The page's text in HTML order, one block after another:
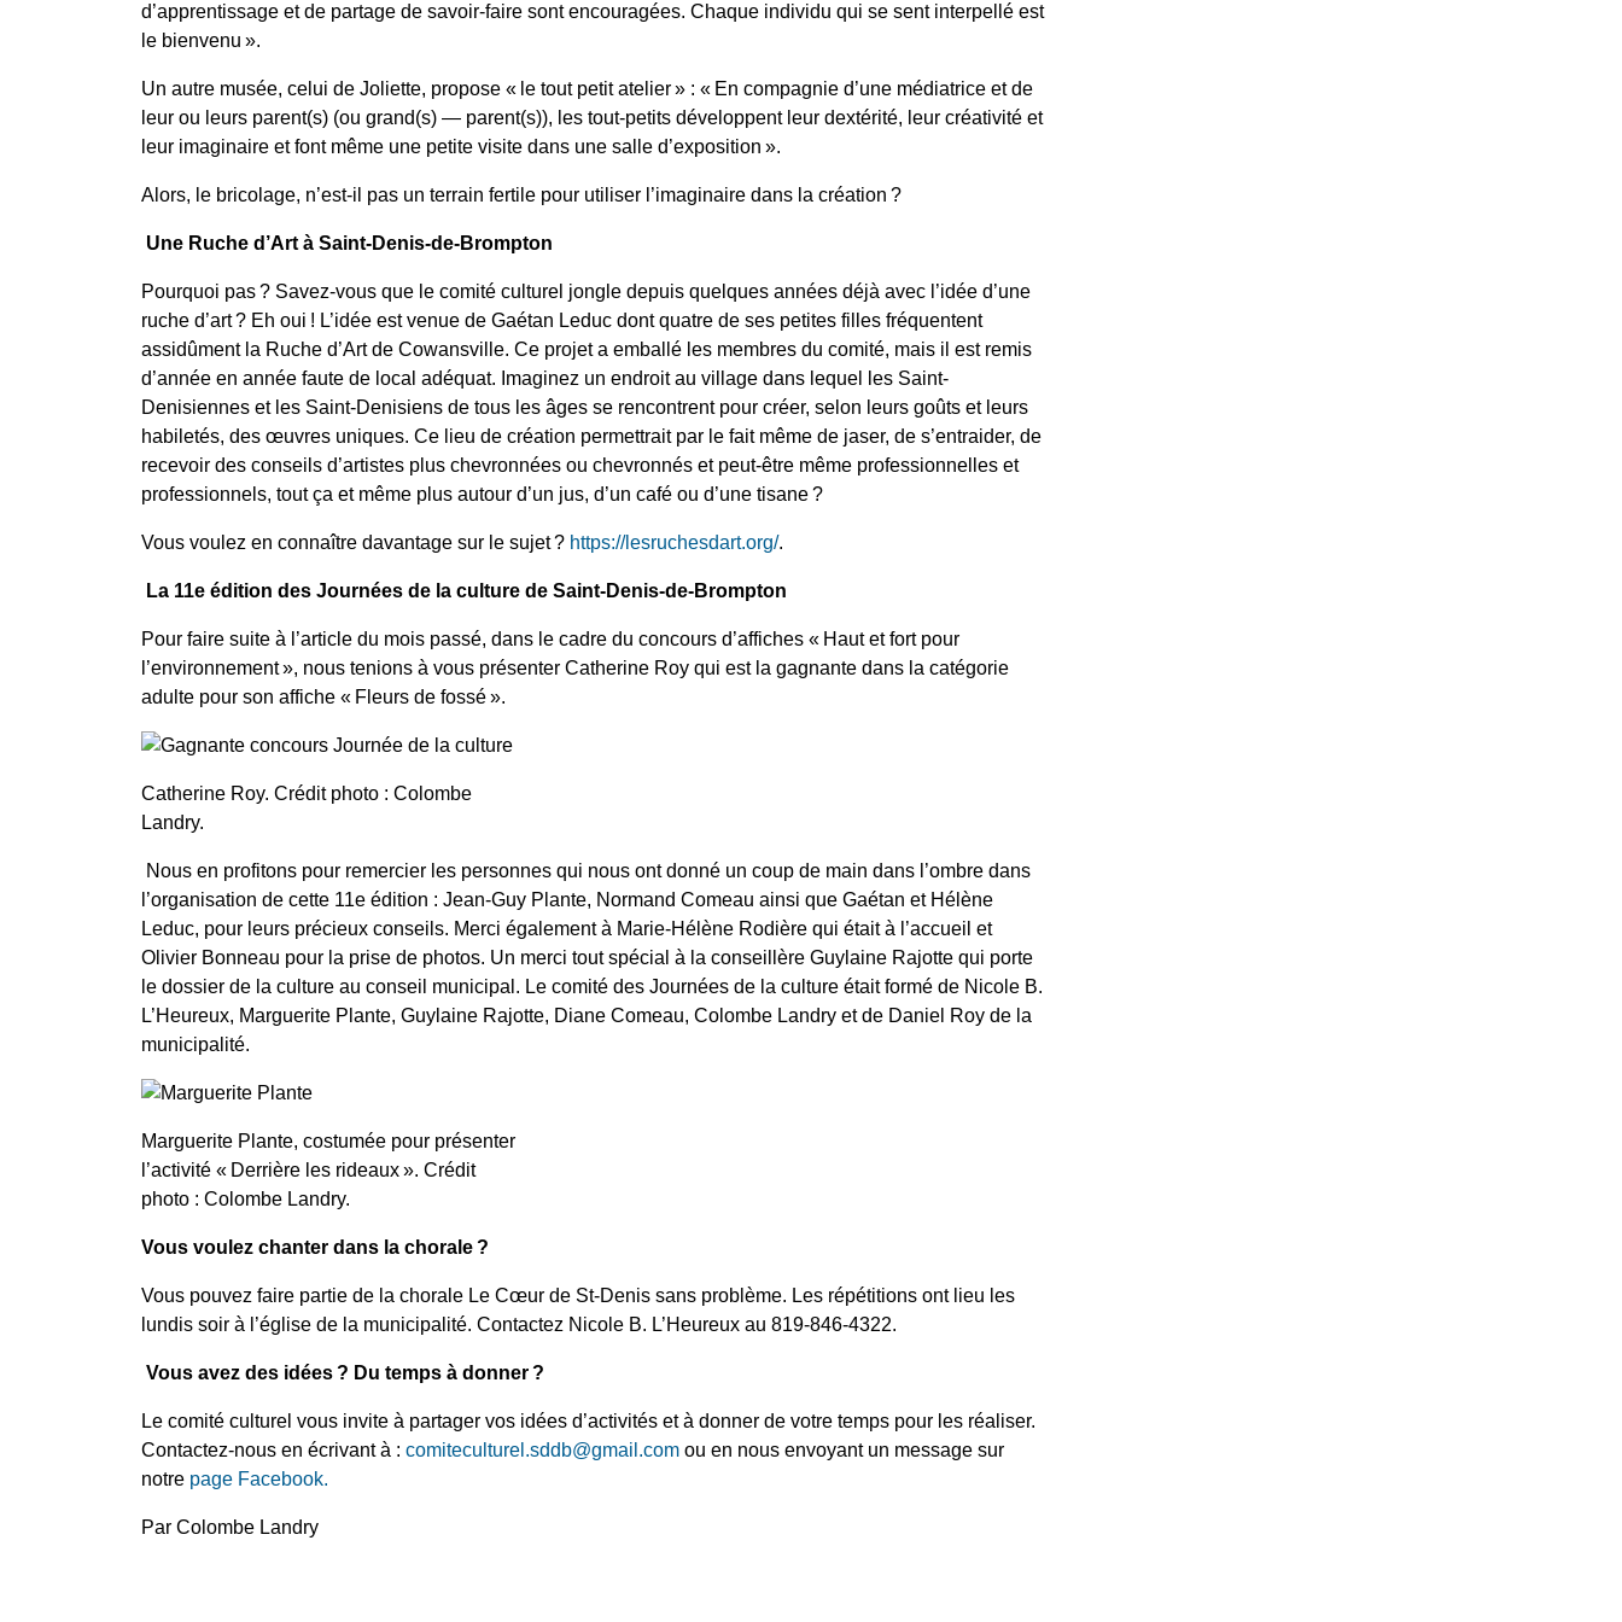
d’apprentissage et de partage de savoir-faire sont encouragées. Chaque individu qui se sent interpellé est
le bienvenu ».
Un autre musée, celui de Joliette, propose « le tout petit atelier » : « En compagnie d’une médiatrice et de
leur ou leurs parent(s) (ou grand(s) — parent(s)), les tout-petits développent leur dextérité, leur créativité et
leur imaginaire et font même une petite visite dans une salle d’exposition ».
Alors, le bricolage, n’est-il pas un terrain fertile pour utiliser l’imaginaire dans la création ?
Une Ruche d’Art à Saint-Denis-de-Brompton
Pourquoi pas ? Savez-vous que le comité culturel jongle depuis quelques années déjà avec l’idée d’une
ruche d’art ? Eh oui ! L’idée est venue de Gaétan Leduc dont quatre de ses petites filles fréquentent
assidûment la Ruche d’Art de Cowansville. Ce projet a emballé les membres du comité, mais il est remis
d’année en année faute de local adéquat. Imaginez un endroit au village dans lequel les Saint-
Denisiennes et les Saint-Denisiens de tous les âges se rencontrent pour créer, selon leurs goûts et leurs
habiletés, des œuvres uniques. Ce lieu de création permettrait par le fait même de jaser, de s’entraider, de
recevoir des conseils d’artistes plus chevronnées ou chevronnés et peut-être même professionnelles et
professionnels, tout ça et même plus autour d’un jus, d’un café ou d’une tisane ?
Vous voulez en connaître davantage sur le sujet ? https://lesruchesdart.org/.
La 11e édition des Journées de la culture de Saint-Denis-de-Brompton
Pour faire suite à l’article du mois passé, dans le cadre du concours d’affiches « Haut et fort pour
l’environnement », nous tenions à vous présenter Catherine Roy qui est la gagnante dans la catégorie
adulte pour son affiche « Fleurs de fossé ».
Catherine Roy. Crédit photo : Colombe
Landry.
Nous en profitons pour remercier les personnes qui nous ont donné un coup de main dans l’ombre dans
l’organisation de cette 11e édition : Jean-Guy Plante, Normand Comeau ainsi que Gaétan et Hélène
Leduc, pour leurs précieux conseils. Merci également à Marie-Hélène Rodière qui était à l’accueil et
Olivier Bonneau pour la prise de photos. Un merci tout spécial à la conseillère Guylaine Rajotte qui porte
le dossier de la culture au conseil municipal. Le comité des Journées de la culture était formé de Nicole B.
L’Heureux, Marguerite Plante, Guylaine Rajotte, Diane Comeau, Colombe Landry et de Daniel Roy de la
municipalité.
Marguerite Plante, costumée pour présenter
l’activité « Derrière les rideaux ». Crédit
photo : Colombe Landry.
Vous voulez chanter dans la chorale ?
Vous pouvez faire partie de la chorale Le Cœur de St-Denis sans problème. Les répétitions ont lieu les
lundis soir à l’église de la municipalité. Contactez Nicole B. L’Heureux au 819-846-4322.
Vous avez des idées ? Du temps à donner ?
Le comité culturel vous invite à partager vos idées d’activités et à donner de votre temps pour les réaliser.
Contactez-nous en écrivant à : comiteculturel.sddb@gmail.com ou en nous envoyant un message sur
notre page Facebook.
Par Colombe Landry